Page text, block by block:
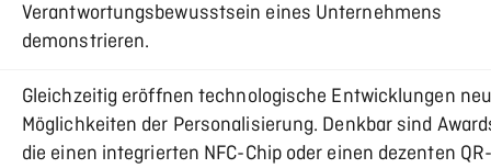
Verantwortungsbewusstsein eines Unternehmens
demonstrieren.
Gleichzeitig eröffnen technologische Entwicklungen
Möglichkeiten der Personalisierung. Denkbar sind
die einen integrierten NFC-Chip oder einen dezenten